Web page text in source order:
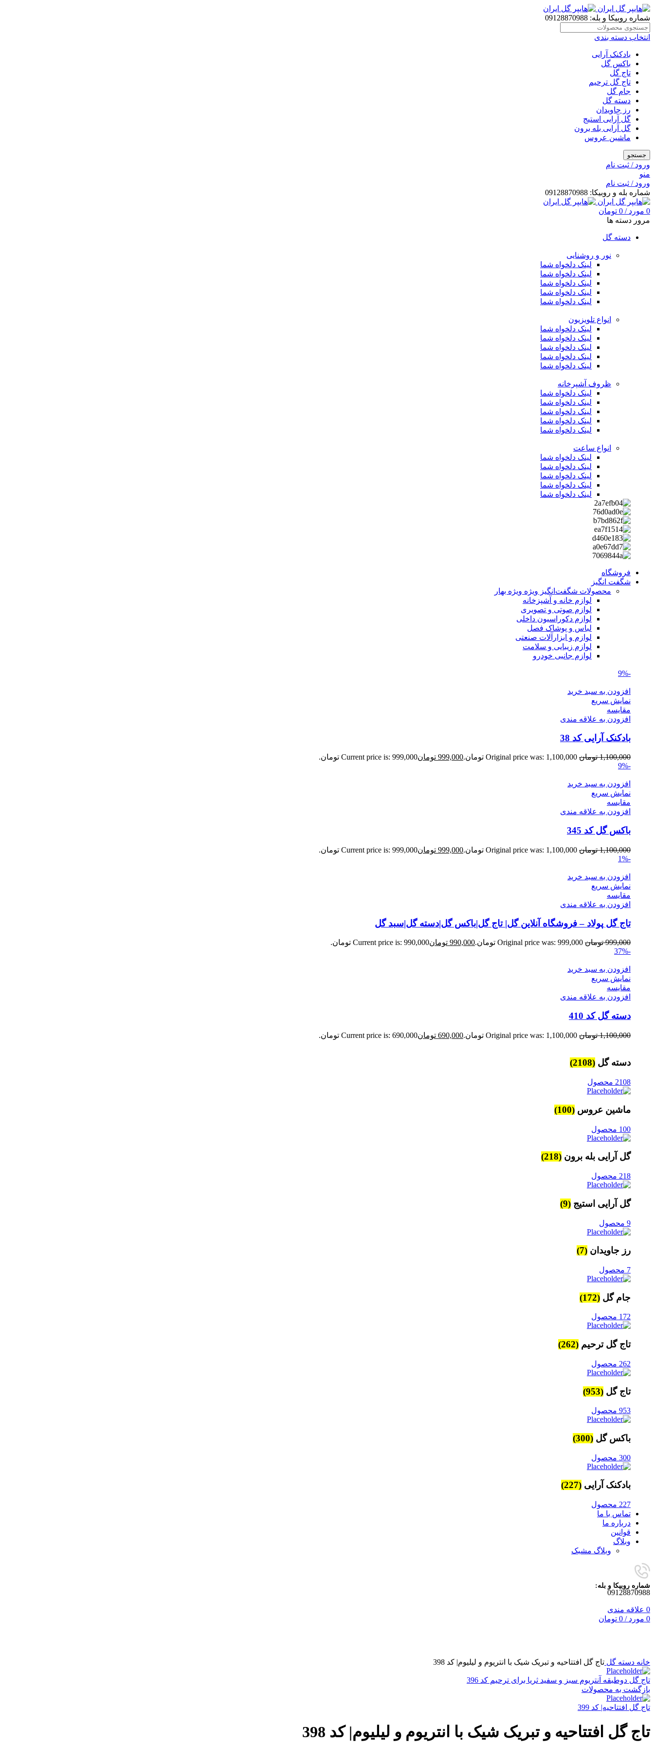
شماره روبیکا و بله: 09128870988
انتخاب دسته بندی
بادکنک آرایی
باکس گل
تاج گل
تاج گل ترحیم
جام گل
دسته گل
رز جاویدان
گل آرایی استیج
گل آرایی بله برون
ماشین عروس
جستجو
ورود / ثبت نام
منو
ورود / ثبت نام
شماره بله و روبیکا: 09128870988
0 مورد /
0 تومان
مرور دسته ها
دسته گل
نور و روشنایی
لینک دلخواه شما
لینک دلخواه شما
لینک دلخواه شما
لینک دلخواه شما
لینک دلخواه شما
انواع تلویزیون
لینک دلخواه شما
لینک دلخواه شما
لینک دلخواه شما
لینک دلخواه شما
لینک دلخواه شما
ظروف آشپرخانه
لینک دلخواه شما
لینک دلخواه شما
لینک دلخواه شما
لینک دلخواه شما
لینک دلخواه شما
انواع ساعت
لینک دلخواه شما
لینک دلخواه شما
لینک دلخواه شما
لینک دلخواه شما
لینک دلخواه شما
فروشگاه
شگفت انگیز
محصولات شگفت‌انگیز ویژه ویژه بهار
لوازم خانه و آشپزخانه
لوازم صوتی و تصویری
لوازم دکوراسیون داخلی
لباس و پوشاک فصل
لوازم و ابزارآلات صنعتی
لوازم زیبایی و سلامت
لوازم جانبی خودرو
-9%
افزودن به سبد خرید
نمایش سریع
مقايسه
افزودن به علاقه مندی
بادکنک آرایی کد 38
1,100,000 تومان Original price was: 1,100,000 تومان. 999,000 تومانCurrent price is: 999,000 تومان.
-9%
افزودن به سبد خرید
نمایش سریع
مقايسه
افزودن به علاقه مندی
باکس گل کد 345
1,100,000 تومان Original price was: 1,100,000 تومان. 999,000 تومانCurrent price is: 999,000 تومان.
-1%
افزودن به سبد خرید
نمایش سریع
مقايسه
افزودن به علاقه مندی
تاج گل پولاد – فروشگاه آنلاین گل| تاج گل|باکس گل|دسته گل|سبد گل
999,000 تومان Original price was: 999,000 تومان. 990,000 تومانCurrent price is: 990,000 تومان.
-37%
افزودن به سبد خرید
نمایش سریع
مقايسه
افزودن به علاقه مندی
دسته گل کد 410
1,100,000 تومان Original price was: 1,100,000 تومان. 690,000 تومانCurrent price is: 690,000 تومان.
دسته گل (2108)
2108 محصول
ماشین عروس (100)
100 محصول
گل آرایی بله برون (218)
218 محصول
گل آرایی استیج (9)
9 محصول
رز جاویدان (7)
7 محصول
جام گل (172)
172 محصول
تاج گل ترحیم (262)
262 محصول
تاج گل (953)
953 محصول
باکس گل (300)
300 محصول
بادکنک آرایی (227)
227 محصول
تماس با ما
درباره ما
قوانین
وبلاگ
وبلاگ مشبک
شماره روبیکا و بله:
09128870988
0 علاقه مندی
0 مورد /
0 تومان
خانه دسته گل تاج گل افتتاحیه و تبریک شیک با انتریوم و لیلیوم| کد 398
تاج گل دوطبقه آنتریوم سبز و سفید ثریا برای ترحیم کد 396
بازگشت به محصولات
تاج گل افتتاحیه| کد 399
تاج گل افتتاحیه و تبریک شیک با انتریوم و لیلیوم| کد 398